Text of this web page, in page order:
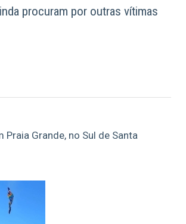
procuram por outras vítimas
Grande, no Sul de Santa